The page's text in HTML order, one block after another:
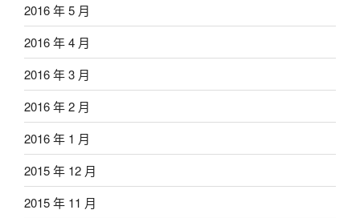
2016 年 5 月
2016 年 4 月
2016 年 3 月
2016 年 2 月
2016 年 1 月
2015 年 12 月
2015 年 11 月